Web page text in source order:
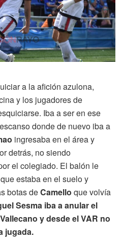
a la afición azulona,
y los jugadores de
Iba a ser en ese
donde de nuevo iba a
ingresaba en el área y
detrás, no siendo
el colegiado. El balón le
estaba en el suelo y
botas deCamello que volvía
Sesma iba a anular el
y desde el VAR no
jugada.